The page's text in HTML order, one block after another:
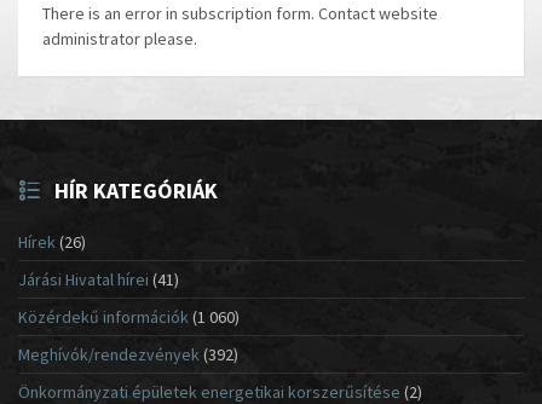
There is an error in subscription form. Contact website
administrator please.
HÍR KATEGÓRIÁK
Hírek(26)
Járási Hivatal hírei (41)
Közérdekű információk(1 060)
Meghívók/rendezvények (392)
Önkormányzati épületek energetikai korszerűsítése (2)